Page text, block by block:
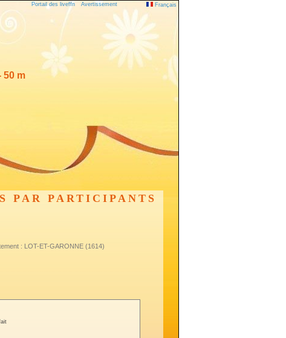
Portail des liveffn Avertissement Français
50 m
PAR PARTICIPANTS
: LOT-ET-GARONNE (1614)